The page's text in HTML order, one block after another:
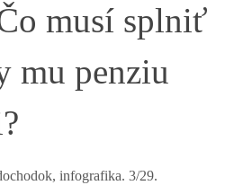
musí splniť
mu penziu
infografika. 3/29.